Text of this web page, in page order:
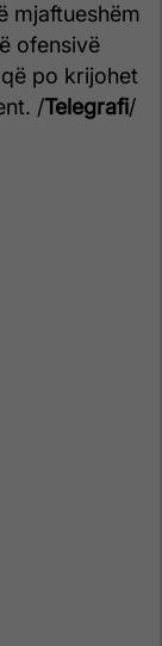
mjaftueshëm
ofensivë
po krijohet
/Telegrafi/